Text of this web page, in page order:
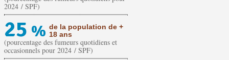
2024 / SPF)
25 % de la population de +
18 ans
(pourcentage des fumeurs quotidiens et
occasionnels pour 2024 / SPF)